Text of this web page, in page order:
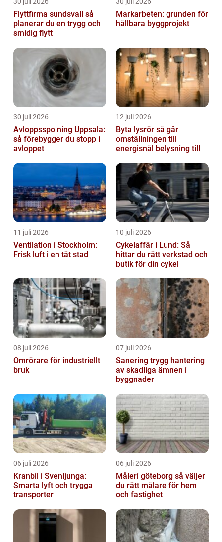
Flyttfirma sundsvall så
planerar du en trygg och
smidig flytt
Markarbeten: grunden för
hållbara byggprojekt
30 juli 2026
Avloppsspolning Uppsala:
så förebygger du stopp i
avloppet
12 juli 2026
Byta lysrör så går
omställningen till
energisnål belysning till
11 juli 2026
Ventilation i Stockholm:
Frisk luft i en tät stad
10 juli 2026
Cykelaffär i Lund: Så
hittar du rätt verkstad och
butik för din cykel
08 juli 2026
Omrörare för industriellt
bruk
07 juli 2026
Sanering trygg hantering
av skadliga ämnen i
byggnader
06 juli 2026
Kranbil i Svenljunga:
Smarta lyft och trygga
transporter
06 juli 2026
Måleri göteborg så väljer
du rätt målare för hem
och fastighet